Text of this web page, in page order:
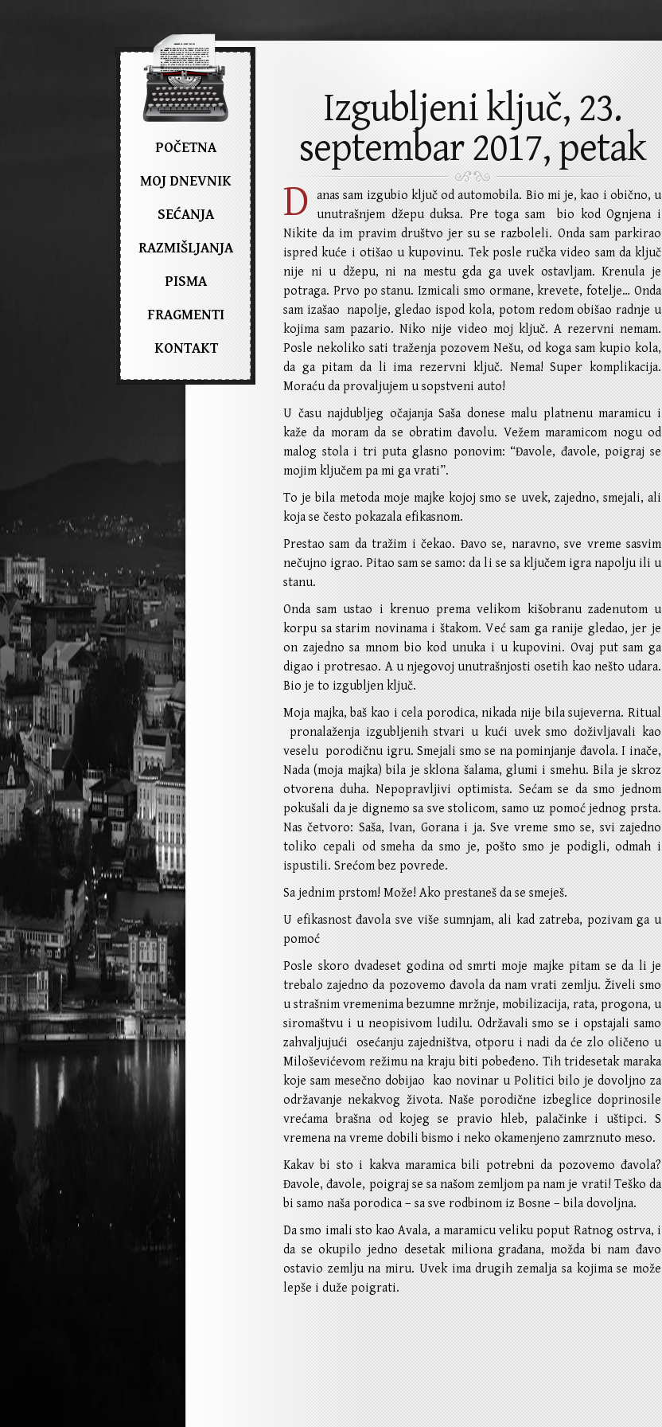
POČETNA
MOJ DNEVNIK
SEĆANJA
RAZMIŠLJANJA
PISMA
FRAGMENTI
KONTAKT
Izgubljeni ključ, 23.
septembar 2017, petak
D anas sam izgubio ključ od automobila. Bio mi je, kao i obično, u
unutrašnjem džepu duksa. Pre toga sam bio kod Ognjena i
Nikite da im pravim društvo jer su se razboleli. Onda sam parkirao
ispred kuće i otišao u kupovinu. Tek posle ručka video sam da ključ
nije ni u džepu, ni na mestu gda ga uvek ostavljam. Krenula je
potraga. Prvo po stanu. Izmicali smo ormane, krevete, fotelje… Onda
sam izašao napolje, gledao ispod kola, potom redom obišao radnje u
kojima sam pazario. Niko nije video moj ključ. A rezervni nemam.
Posle nekoliko sati traženja pozovem Nešu, od koga sam kupio kola,
da ga pitam da li ima rezervni ključ. Nema! Super komplikacija.
Moraću da provaljujem u sopstveni auto!
U času najdubljeg očajanja Saša donese malu platnenu maramicu i
kaže da moram da se obratim đavolu. Vežem maramicom nogu od
malog stola i tri puta glasno ponovim: “Đavole, đavole, poigraj se
mojim ključem pa mi ga vrati”.
To je bila metoda moje majke kojoj smo se uvek, zajedno, smejali, ali
koja se često pokazala efikasnom.
Prestao sam da tražim i čekao. Đavo se, naravno, sve vreme sasvim
nečujno igrao. Pitao sam se samo: da li se sa ključem igra napolju ili u
stanu.
Onda sam ustao i krenuo prema velikom kišobranu zadenutom u
korpu sa starim novinama i štakom. Već sam ga ranije gledao, jer je
on zajedno sa mnom bio kod unuka i u kupovini. Ovaj put sam ga
digao i protresao. A u njegovoj unutrašnjosti osetih kao nešto udara.
Bio je to izgubljen ključ.
Moja majka, baš kao i cela porodica, nikada nije bila sujeverna. Ritual
pronalaženja izgubljenih stvari u kući uvek smo doživljavali kao
veselu porodičnu igru. Smejali smo se na pominjanje đavola. I inače,
Nada (moja majka) bila je sklona šalama, glumi i smehu. Bila je skroz
otvorena duha. Nepopravljivi optimista. Sećam se da smo jednom
pokušali da je dignemo sa sve stolicom, samo uz pomoć jednog prsta.
Nas četvoro: Saša, Ivan, Gorana i ja. Sve vreme smo se, svi zajedno
toliko cepali od smeha da smo je, pošto smo je podigli, odmah i
ispustili. Srećom bez povrede.
Sa jednim prstom! Može! Ako prestaneš da se smeješ.
U efikasnost đavola sve više sumnjam, ali kad zatreba, pozivam ga u
pomoć
Posle skoro dvadeset godina od smrti moje majke pitam se da li je
trebalo zajedno da pozovemo đavola da nam vrati zemlju. Živeli smo
u strašnim vremenima bezumne mržnje, mobilizacija, rata, progona, u
siromaštvu i u neopisivom ludilu. Održavali smo se i opstajali samo
zahvaljujući osećanju zajedništva, otporu i nadi da će zlo oličeno u
Miloševićevom režimu na kraju biti pobeđeno. Tih tridesetak maraka
koje sam mesečno dobijao kao novinar u Politici bilo je dovoljno za
održavanje nekakvog života. Naše porodične izbeglice doprinosile
vrećama brašna od kojeg se pravio hleb, palačinke i uštipci. S
vremena na vreme dobili bismo i neko okamenjeno zamrznuto meso.
Kakav bi sto i kakva maramica bili potrebni da pozovemo đavola?
Đavole, đavole, poigraj se sa našom zemljom pa nam je vrati! Teško da
bi samo naša porodica – sa sve rodbinom iz Bosne – bila dovoljna.
Da smo imali sto kao Avala, a maramicu veliku poput Ratnog ostrva, i
da se okupilo jedno desetak miliona građana, možda bi nam đavo
ostavio zemlju na miru. Uvek ima drugih zemalja sa kojima se može
lepše i duže poigrati.